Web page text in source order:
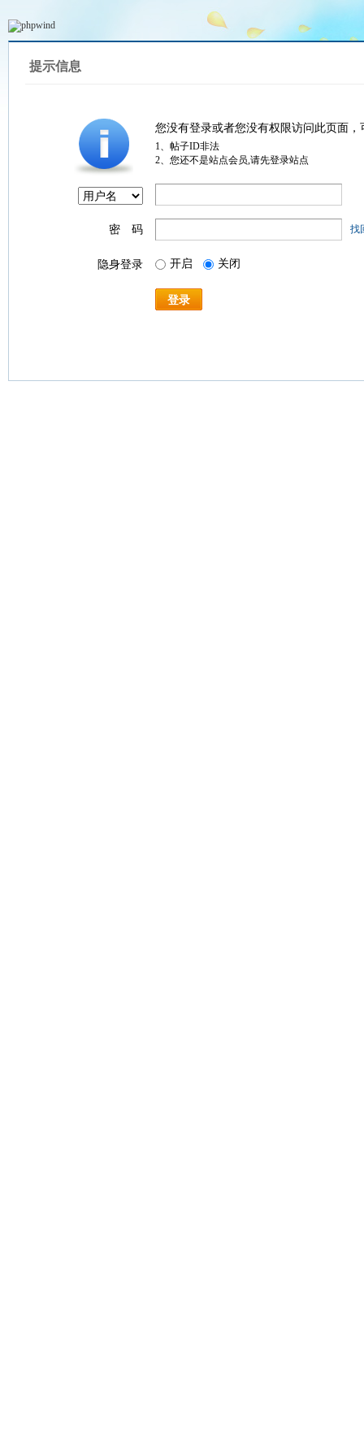
提示信息
您没有登录或者您没有权限访问此页面
1、帖子ID非法
2、您还不是站点会员,请先登录站点
密 码 找
隐身登录 开启 关闭
登录